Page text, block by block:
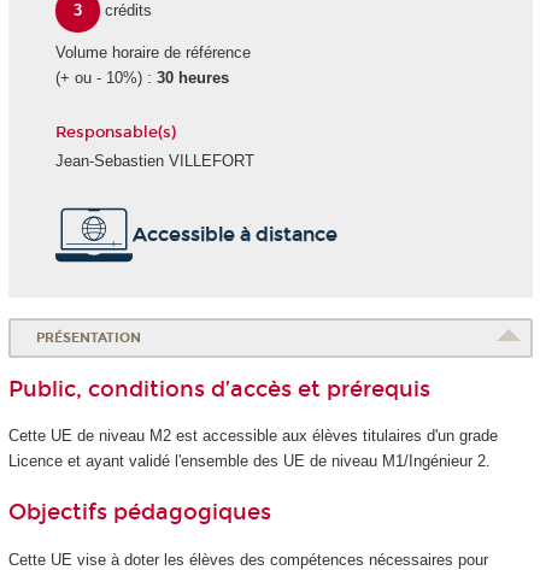
3
crédits
Volume horaire de référence
(+ ou - 10%) : 30 heures
Responsable(s)
Jean-Sebastien VILLEFORT
Accessible à distance
PRÉSENTATION
Public, conditions d’accès et prérequis
Cette UE de niveau M2 est accessible aux élèves titulaires d'un grade
Licence et ayant validé l'ensemble des UE de niveau M1/Ingénieur 2.
Objectifs pédagogiques
Cette UE vise à doter les élèves des compétences nécessaires pour